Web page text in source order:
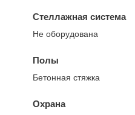
Стеллажная система
Не оборудована
Полы
Бетонная стяжка
Охрана